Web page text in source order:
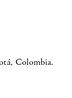
Colombia.